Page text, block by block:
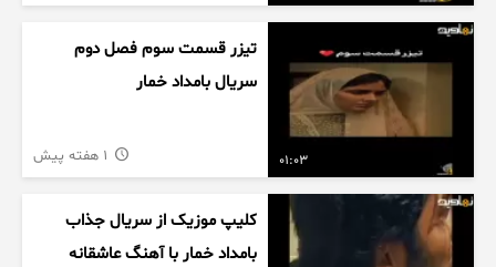
01:03
تیزر قسمت سوم فصل دوم
سریال بامداد خمار
کلیپ موزیک از سریال جذاب
بامداد خمار با آهنگ عاشقانه